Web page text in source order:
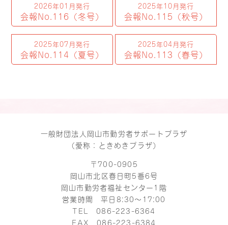
2026年01月発行
会報No.116（冬号）
2025年10月発行
会報No.115（秋号）
2025年07月発行
会報No.114（夏号）
2025年04月発行
会報No.113（春号）
一般財団法人岡山市勤労者サポートプラザ
（愛称：ときめきプラザ）
〒700-0905
岡山市北区春日町5番6号
岡山市勤労者福祉センター1階
営業時間 平日8:30～17:00
TEL086-223-6364
FAX 086-223-6384